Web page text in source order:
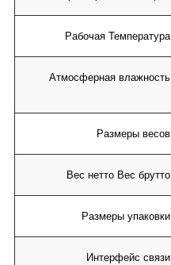
Рабочая Температура
Атмосферная влажность
Размеры весов
Вес нетто Вес брутто
Размеры упаковки
Интерфейс связи